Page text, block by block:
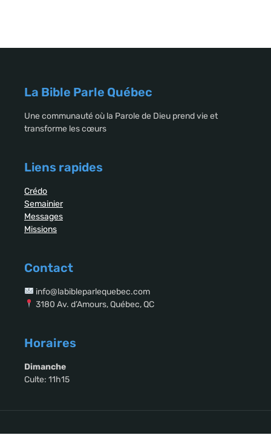
La Bible Parle Québec
Une communauté où la Parole de Dieu prend vie et
transforme les cœurs
Liens rapides
Crédo
Semainier
Messages
Missions
Contact
info@labibleparlequebec.com
3180 Av. d’Amours, Québec, QC
Horaires
Dimanche
Culte: 11h15